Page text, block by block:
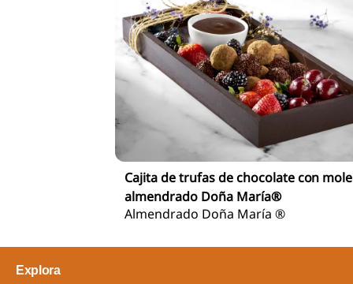
Cajita de trufas de chocolate con mole
almendrado Doña María®
Almendrado Doña María ®
Explora